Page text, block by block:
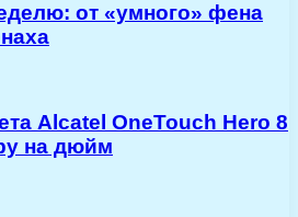
от «умного» фена
Alcatel OneTouch Hero 8
на дюйм